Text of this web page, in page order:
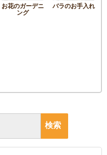
お花のガーデニ
ング
バラのお手入れ